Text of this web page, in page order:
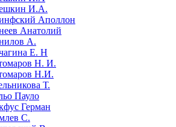
И.А.
Аполлон
Анатолий
А.
Е. Н
Н. И.
Н.И.
Т.
Пауло
Герман
С.